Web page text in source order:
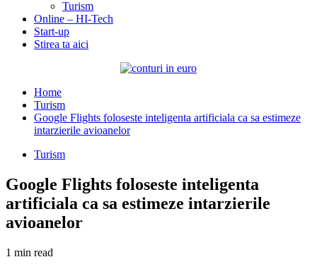
Turism
Online – HI-Tech
Start-up
Stirea ta aici
Home
Turism
Google Flights foloseste inteligenta artificiala ca sa estimeze
intarzierile avioanelor
Turism
Google Flights foloseste inteligenta
artificiala ca sa estimeze intarzierile
avioanelor
1 min read